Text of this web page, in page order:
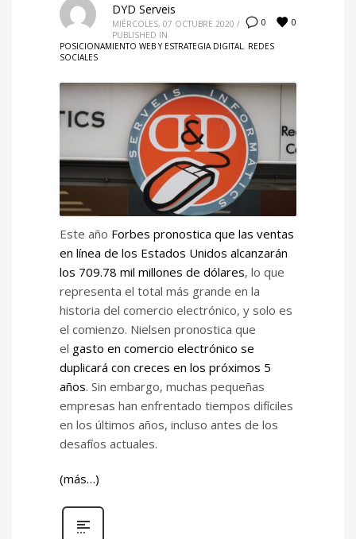
0 0
DYD Serveis
MIÉRCOLES, 07 OCTUBRE 2020 /
PUBLISHED IN
POSICIONAMIENTO WEB Y ESTRATEGIA DIGITAL , REDES
SOCIALES
Este año Forbes pronostica que las ventas
en línea de los Estados Unidos alcanzarán
los 709.78 mil millones de dólares, lo que
representa el total más grande en la
historia del comercio electrónico, y solo es
el comienzo. Nielsen pronostica que
el gasto en comercio electrónico se
duplicará con creces en los próximos 5
años. Sin embargo, muchas pequeñas
empresas han enfrentado tiempos difíciles
en los últimos años, incluso antes de los
desafíos actuales.
(más…)